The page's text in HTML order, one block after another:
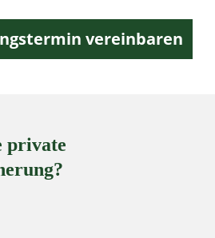
vereinbaren
private